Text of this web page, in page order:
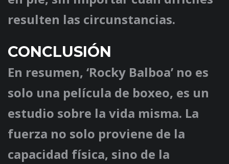
resulten las circunstancias.
CONCLUSIÓN
En resumen, ‘Rocky Balboa’ no es
solo una película de boxeo, es un
estudio sobre la vida misma. La
fuerza no solo proviene de la
capacidad física, sino de la